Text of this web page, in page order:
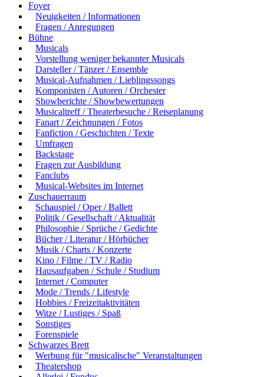
Foyer
Neuigkeiten / Informationen
Fragen / Anregungen
Bühne
Musicals
Vorstellung weniger bekannter Musicals
Darsteller / Tänzer / Ensemble
Musical-Aufnahmen / Lieblingssongs
Komponisten / Autoren / Orchester
Showberichte / Showbewertungen
Musicaltreff / Theaterbesuche / Reiseplanung
Fanart / Zeichnungen / Fotos
Fanfiction / Geschichten / Texte
Umfragen
Backstage
Fragen zur Ausbildung
Fanclubs
Musical-Websites im Internet
Zuschauerraum
Schauspiel / Oper / Ballett
Politik / Gesellschaft / Aktualität
Philosophie / Sprüche / Gedichte
Bücher / Literatur / Hörbücher
Musik / Charts / Konzerte
Kino / Filme / TV / Radio
Hausaufgaben / Schule / Studium
Internet / Computer
Mode / Trends / Lifestyle
Hobbies / Freizeitaktivitäten
Witze / Lustiges / Spaß
Sonstiges
Forenspiele
Schwarzes Brett
Werbung für "musicalische" Veranstaltungen
Theatershop